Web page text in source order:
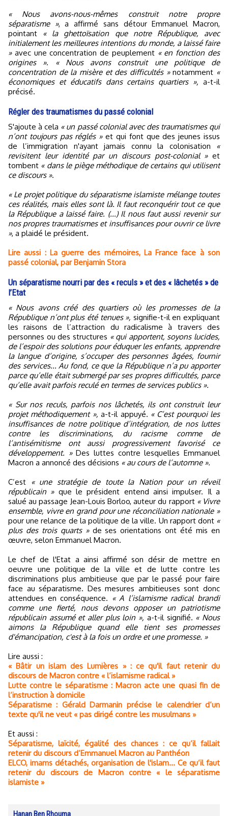
« Nous avons-nous-mêmes construit notre propre
séparatisme », a affirmé sans détour Emmanuel Macron,
pointant « la ghettoïsation que notre République, avec
initialement les meilleures intentions du monde, a laissé faire
»avec une concentration de peuplement « en fonction des
origines ».
« Nous avons construit une politique de
concentration de la misère et des difficultés »notamment «
économiques et éducatifs dans certains quartiers », a-t-il
précisé.
Régler des traumatismes du passé colonial
S'ajoute à cela « un passé colonial avec des traumatismes qui
n’ont toujours pas réglés »et qui font que des jeunes issus
de l’immigration n'ayant jamais connu la colonisation
«
revisitent leur identité par un discours post-colonial »et
tombent « dans le piège méthodique de certains qui utilisent
ce discours ».
« Le projet politique du séparatisme islamiste mélange toutes
ces réalités, mais elles sont là. Il faut reconquérir tout ce que
la République a laissé faire. (...) Il nous faut aussi revenir sur
nos propres traumatismes et insuffisances pour ouvrir ce livre
», a plaidé le président.
Lire aussi : La guerre des mémoires, La France face à son
passé colonial, par Benjamin Stora
Un séparatisme nourri par des « reculs » et des « lâchetés » de
l’Etat
« Nous avons créé des quartiers où les promesses de la
République n’ont plus été tenues », signifie-t-il en expliquant
les raisons de l’attraction du radicalisme à travers des
personnes ou des structures « qui apportent, soyons lucides,
de l’espoir des solutions pour éduquer les enfants, apprendre
la langue d’origine, s’occuper des personnes âgées, fournir
des services... Au fond, ce que la République n’a pu apporter
parce qu’elle était submergé par ses propres difficultés, parce
qu’elle avait parfois reculé en termes de services publics ».
« Sur nos reculs, parfois nos lâchetés, ils ont construit leur
projet méthodiquement », a-t-il appuyé. « C’est pourquoi les
insuffisances de notre politique d’intégration, de nos luttes
contre les discriminations, du racisme comme de
l’antisémitisme ont aussi progressivement favorisé ce
développement. »Des luttes contre lesquelles Emmanuel
Macron a annoncé des décisions « au cours de l’automne ».
C’est
« une stratégie de toute la Nation pour un réveil
républicain »que le président entend ainsi impulser. Il a
salué au passage Jean-Louis Borloo, auteur du rapport « Vivre
ensemble, vivre en grand pour une réconciliation nationale »
pour une relance de la politique de la ville. Un rapport dont «
plus des trois quarts »de ses orientations ont été mis en
œuvre, selon Emmanuel Macron.
Le chef de l'Etat a ainsi affirmé son désir de mettre en
oeuvre une politique de la ville et de lutte contre les
discriminations plus ambitieuse que par le passé pour faire
face au séparatisme. Des mesures ambitieuses sont donc
attendues en conséquence. « A l’islamisme radical brandi
comme une fierté, nous devons opposer un patriotisme
républicain assumé et aller plus loin », a-t-il signifié. « Nous
aimons la République quand elle tient ses promesses
d'émancipation, c'est à la fois un ordre et une promesse. »
Lire aussi :
« Bâtir un islam des Lumières » : ce qu'il faut retenir du
discours de Macron contre « l’islamisme radical »
Lutte contre le séparatisme : Macron acte une quasi fin de
l’instruction à domicile
Séparatisme : Gérald Darmanin précise le calendrier d’un
texte qu'il ne veut « pas dirigé contre les musulmans »
Et aussi :
Séparatisme, laïcité, égalité des chances : ce qu’il fallait
retenir du discours d’Emmanuel Macron au Panthéon
ELCO, imams détachés, organisation de l'islam… Ce qu’il faut
retenir du discours de Macron contre « le séparatisme
islamiste »
Hanan Ben Rhouma